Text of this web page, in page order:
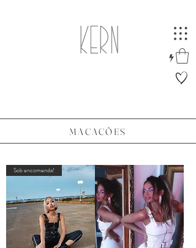
MACACÕES
Sob encomenda!